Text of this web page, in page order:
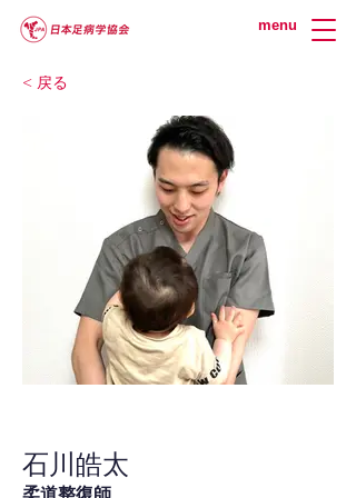
menu
< 戻る
石川皓太